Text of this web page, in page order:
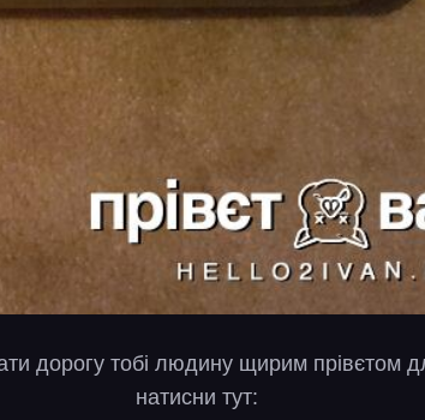
дорогу тобі людину щирим прівєтом
натисни тут: